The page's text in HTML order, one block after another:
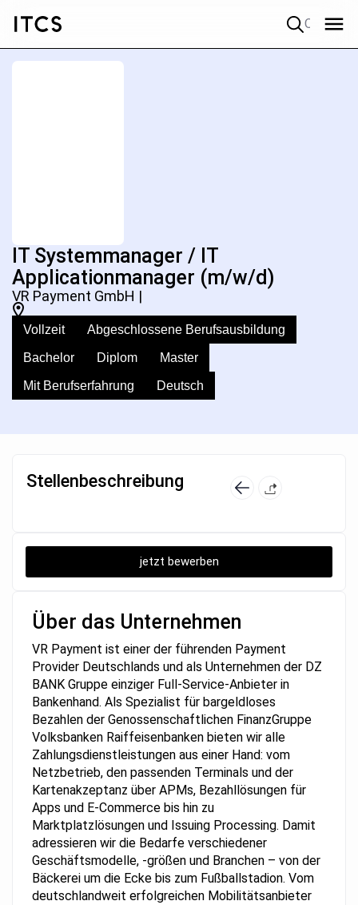
IT Systemmanager / IT
Applicationmanager (m/w/d)
VR Payment GmbH |
Vollzeit Abgeschlossene Berufsausbildung
Bachelor Diplom Master
Mit Berufserfahrung Deutsch
Stellenbeschreibung
jetzt bewerben
Über das Unternehmen
VR Payment ist einer der führenden Payment
Provider Deutschlands und als Unternehmen der DZ
BANK Gruppe einziger Full-Service-Anbieter in
Bankenhand. Als Spezialist für bargeldloses
Bezahlen der Genossenschaftlichen FinanzGruppe
Volksbanken Raiffeisenbanken bieten wir alle
Zahlungsdienstleistungen aus einer Hand: vom
Netzbetrieb, den passenden Terminals und der
Kartenakzeptanz über APMs, Bezahllösungen für
Apps und E-Commerce bis hin zu
Marktplatzlösungen und Issuing Processing. Damit
adressieren wir die Bedarfe verschiedener
Geschäftsmodelle, -größen und Branchen – von der
Bäckerei um die Ecke bis zum Fußballstadion. Vom
deutschlandweit erfolgreichen Mobilitätsanbieter